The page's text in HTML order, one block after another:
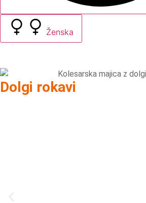
Ženska
Dolgi rokavi